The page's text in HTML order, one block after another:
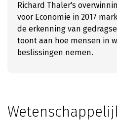
Richard Thaler's
voor Economie in 2017
de erkenning van
toont aan hoe mensen in
beslissingen nemen.